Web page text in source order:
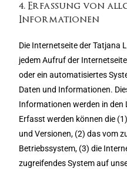
4. Erfassung von
Informationen
Die Internetseite der Tatjana
jedem Aufruf der
oder ein automatisiertes
Daten und Informationen.
Informationen werden in den
Erfasst werden können die
und Versionen, (2) das vom
Betriebssystem, (3) die
zugreifendes System auf